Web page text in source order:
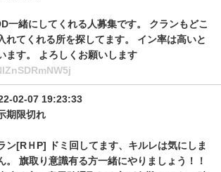
一緒にしてくれる人募集です。 クランもどこ
れてくれる所を探してます。 イン率は高いと
ます。 よろしくお願いします
02-07 19:23:33
期限切れ
ン[RＨP] ドミ回してます、キルレは気にしま
。 旗取り意識有る方一緒にやりましょう！！